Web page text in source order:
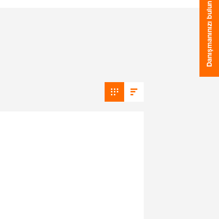
Danışmanınızı bulun